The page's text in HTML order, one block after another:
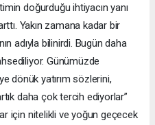
doğurduğu ihtiyacın yanı
Yakın zamana kadar bir
adıyla bilinirdi. Bugün daha
Günümüzde
dönük yatırım sözlerini,
daha çok tercih ediyorlar”
için nitelikli ve yoğun geçecek